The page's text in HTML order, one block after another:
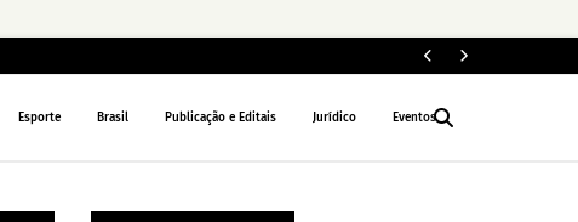
Esporte Brasil Publicação e Editais Jurídico Eventos